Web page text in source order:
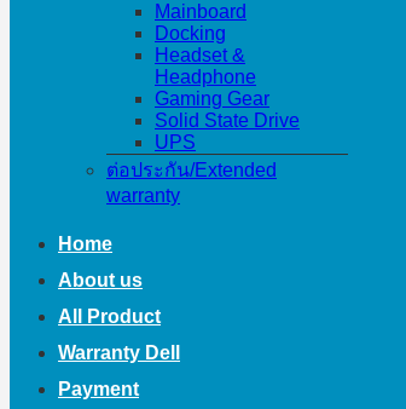
Mainboard
Docking
Headset &
Headphone
Gaming Gear
Solid State Drive
UPS
ต่อประกัน/Extended
warranty
Home
About us
All Product
Warranty Dell
Payment